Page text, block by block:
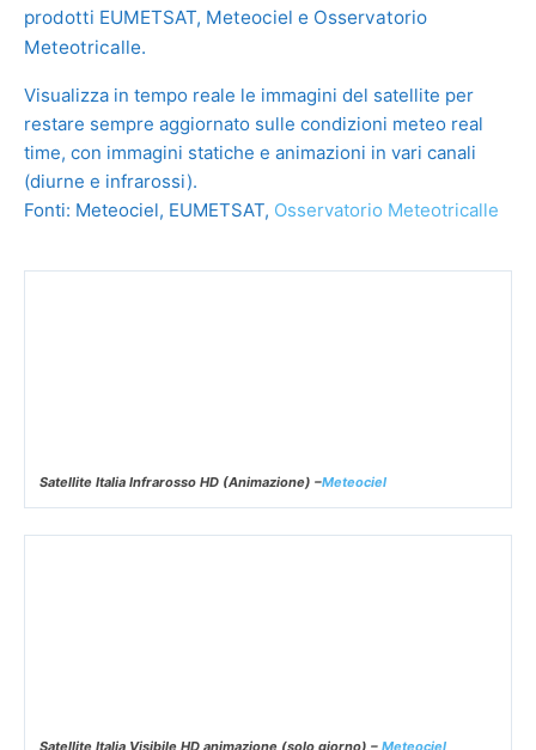
prodotti EUMETSAT, Meteociel e Osservatorio
Meteotricalle.
Visualizza in tempo reale le immagini del satellite per
restare sempre aggiornato sulle condizioni meteo real
time, con immagini statiche e animazioni in vari canali
(diurne e infrarossi).
Fonti: Meteociel, EUMETSAT, Osservatorio Meteotricalle